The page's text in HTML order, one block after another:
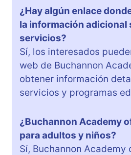
¿Hay algún enlace
la información adicional
servicios?
Sí, los interesados
web de Buchannon
obtener información
servicios y programas
¿Buchannon Academy
para adultos y niños?
Sí, Buchannon Academy